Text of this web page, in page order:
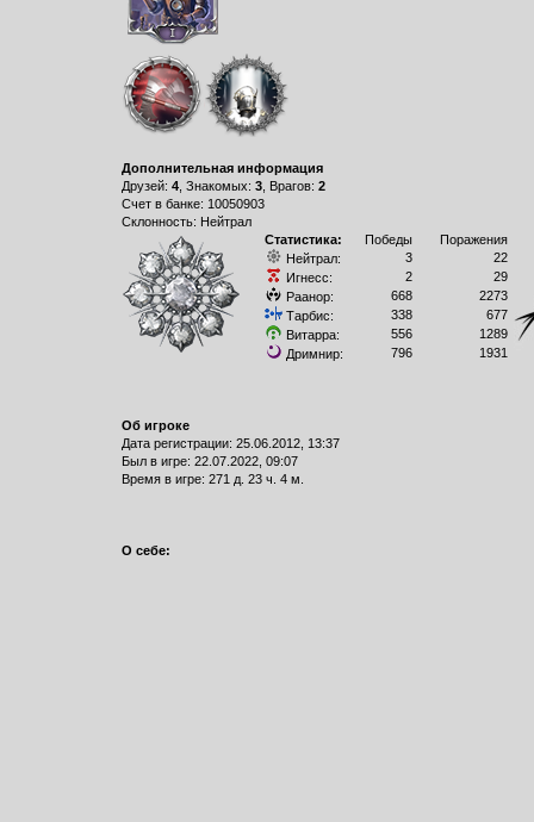
Дополнительная информация
Друзей: 4, Знакомых: 3, Врагов: 2
Счет в банке: 10050903
Склонность: Нейтрал
Статистика:
Победы
Поражения
Нейтрал:
3
22
Игнесс:
2
29
Раанор:
668
2273
Тарбис:
338
677
Витарра:
556
1289
Дримнир:
796 1931
Об игроке
Дата регистрации: 25.06.2012, 13:37
Был в игре: 22.07.2022, 09:07
Время в игре: 271 д. 23 ч. 4 м.
О себе: